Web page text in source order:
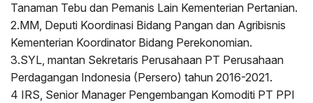
Tanaman Tebu dan Pemanis Lain Kementerian Pertanian.
2.MM, Deputi Koordinasi Bidang Pangan dan Agribisnis
Kementerian Koordinator Bidang Perekonomian.
3.SYL, mantan Sekretaris Perusahaan PT Perusahaan
Perdagangan Indonesia (Persero) tahun 2016-2021.
4 IRS, Senior Manager Pengembangan Komoditi PT PPI